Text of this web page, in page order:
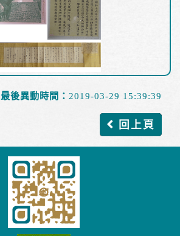
最後異動時間： 2019-03-29 15:39:39
回上頁